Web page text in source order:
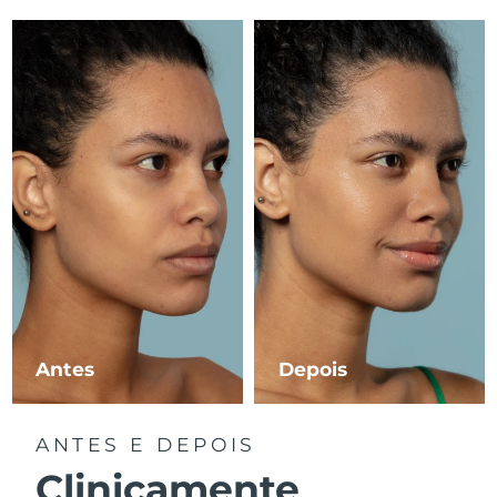
Antes Depois
ANTES E DEPOIS
Luxemburgo Entrega prevista8/10/26
Macau, RAE da
China
Entrega prevista 8/12/26
Malásia Entrega prevista8/13/26
Malta Entrega prevista8/10/26
México Entrega prevista8/14/26
Mônaco Entrega prevista8/11/26
Países Baixos Entrega prevista
Nova Zelândia Entrega prevista8/10/26